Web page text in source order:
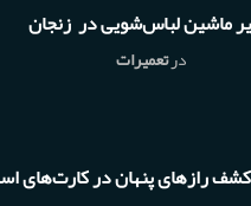
ماشین لباس‌شویی در زنجان
درتعمیرات